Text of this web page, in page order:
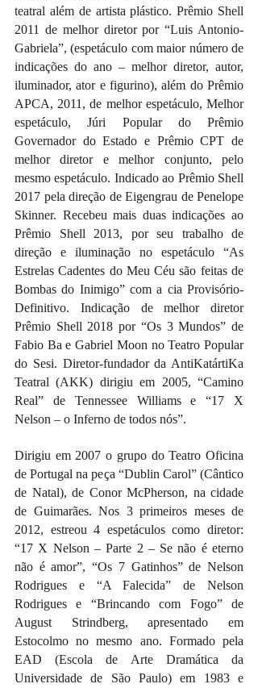
teatral além de artista plástico. Prêmio Shell
2011 de melhor diretor por “Luis Antonio-
Gabriela”, (espetáculo com maior número de
indicações do ano – melhor diretor, autor,
iluminador, ator e figurino), além do Prêmio
APCA, 2011, de melhor espetáculo, Melhor
espetáculo, Júri Popular do Prêmio
Governador do Estado e Prêmio CPT de
melhor diretor e melhor conjunto, pelo
mesmo espetáculo. Indicado ao Prêmio Shell
2017 pela direção de Eigengrau de Penelope
Skinner. Recebeu mais duas indicações ao
Prêmio Shell 2013, por seu trabalho de
direção e iluminação no espetáculo “As
Estrelas Cadentes do Meu Céu são feitas de
Bombas do Inimigo” com a cia Provisório-
Definitivo. Indicação de melhor diretor
Prêmio Shell 2018 por “Os 3 Mundos” de
Fabio Ba e Gabriel Moon no Teatro Popular
do Sesi. Diretor-fundador da AntiKatártiKa
Teatral (AKK) dirigiu em 2005, “Camino
Real” de Tennessee Williams e “17 X
Nelson – o Inferno de todos nós”.
Dirigiu em 2007 o grupo do Teatro Oficina
de Portugal na peça “Dublin Carol” (Cântico
de Natal), de Conor McPherson, na cidade
de Guimarães. Nos 3 primeiros meses de
2012, estreou 4 espetáculos como diretor:
“17 X Nelson – Parte 2 – Se não é eterno
não é amor”, “Os 7 Gatinhos” de Nelson
Rodrigues e “A Falecida” de Nelson
Rodrigues e “Brincando com Fogo” de
August Strindberg, apresentado em
Estocolmo no mesmo ano. Formado pela
EAD (Escola de Arte Dramática da
Universidade de São Paulo) em 1983 e